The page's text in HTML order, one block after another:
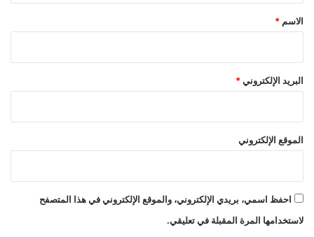
*
الاسم *
البريد الإلكتروني*
الموقع الإلكتروني
احفظ اسمي، بريدي الإلكتروني، والموقع الإلكتروني في هذا المتصفح
لاستخدامها المرة المقبلة في تعليقي.